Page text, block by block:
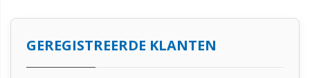
GEREGISTREERDE KLANTEN